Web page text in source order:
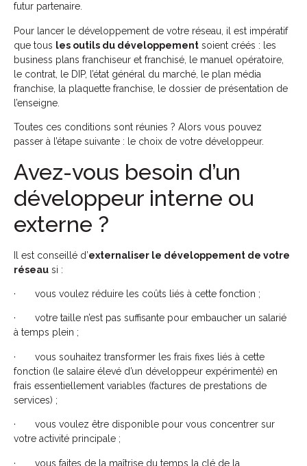
futur partenaire.
Pour lancer le développement de votre réseau, il est impératif
que tous les outils du développement soient créés : les
business plans franchiseur et franchisé, le manuel opératoire,
le contrat, le DIP, l’état général du marché, le plan média
franchise, la plaquette franchise, le dossier de présentation de
l’enseigne.
Toutes ces conditions sont réunies ? Alors vous pouvez
passer à l’étape suivante : le choix de votre développeur.
Avez-vous besoin d’un
développeur interne ou
externe ?
Il est conseillé d’externaliser le développement de votre
réseau si :
· vous voulez réduire les coûts liés à cette fonction ;
· votre taille n’est pas suffisante pour embaucher un salarié
à temps plein ;
· vous souhaitez transformer les frais fixes liés à cette
fonction (le salaire élevé d’un développeur expérimenté) en
frais essentiellement variables (factures de prestations de
services) ;
· vous voulez être disponible pour vous concentrer sur
votre activité principale ;
· vous faites de la maîtrise du temps la clé de la